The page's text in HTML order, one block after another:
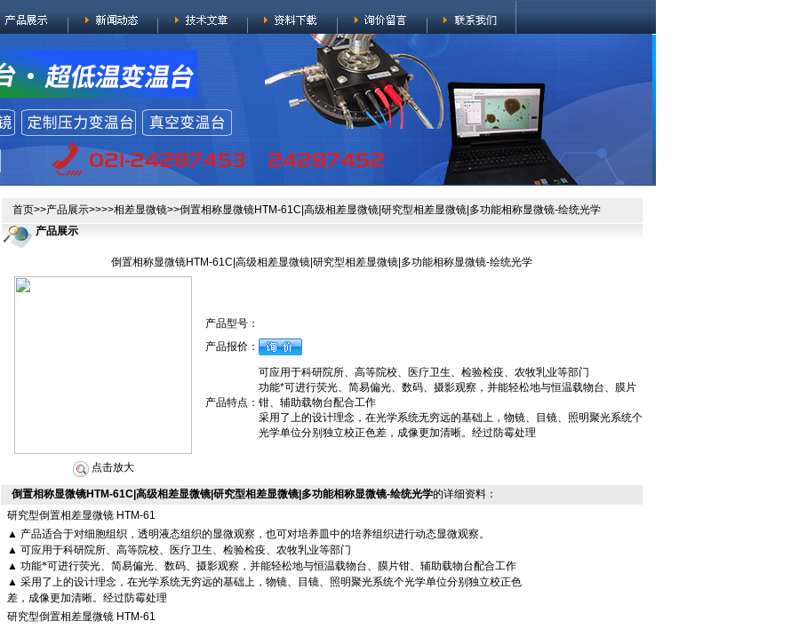
首页>>产品展示>>>>相差显微镜>>倒置相称显微镜HTM-61C|高级相差显微镜|研究型相差显微镜|多功能相称显微镜-绘统光学
产品展示
倒置相称显微镜HTM-61C|高级相差显微镜|研究型相差显微镜|多功能相称显微镜-绘统光学
点击放大
产品型号：
产品报价：
产品特点：
可应用于科研院所、高等院校、医疗卫生、检验检疫、农牧乳业等部门
功能*可进行荧光、简易偏光、数码、摄影观察，并能轻松地与恒温载物台、膜片
钳、辅助载物台配合工作
采用了上的设计理念，在光学系统无穷远的基础上，物镜、目镜、照明聚光系统个
光学单位分别独立校正色差，成像更加清晰。经过防霉处理
倒置相称显微镜HTM-61C|高级相差显微镜|研究型相差显微镜|多功能相称显微镜-绘统光学的详细资料：
研究型倒置相差显微镜 HTM-61
▲ 产品适合于对细胞组织，透明液态组织的显微观察，也可对培养皿中的培养组织进行动态显微观察。
▲可应用于科研院所、高等院校、医疗卫生、检验检疫、农牧乳业等部门
▲功能*可进行荧光、简易偏光、数码、摄影观察，并能轻松地与恒温载物台、膜片钳、辅助载物台配合工作
▲采用了上的设计理念，在光学系统无穷远的基础上，物镜、目镜、照明聚光系统个光学单位分别独立校正色
差，成像更加清晰。经过防霉处理
研究型倒置相差显微镜 HTM-61